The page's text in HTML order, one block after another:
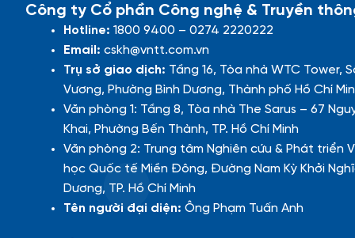
Công ty Cổ phần Công nghệ & Truyền
Hotline: 1800 9400 – 0274 2220222
Email: cskh@vntt.com.vn
Trụ sở giao dịch: Tầng 16, Tòa nhà WTC Tower,
Vương, Phường Bình Dương, Thành phố Hồ Chí
Văn phòng 1: Tầng 8, Tòa nhà The Sarus – 67
Khai, Phường Bến Thành, TP. Hồ Chí Minh
Văn phòng 2: Trung tâm Nghiên cứu & Phát triển
học Quốc tế Miền Đông, Đường Nam Kỳ Khởi
Dương, TP. Hồ Chí Minh
Tên người đại diện: Ông Phạm Tuấn Anh